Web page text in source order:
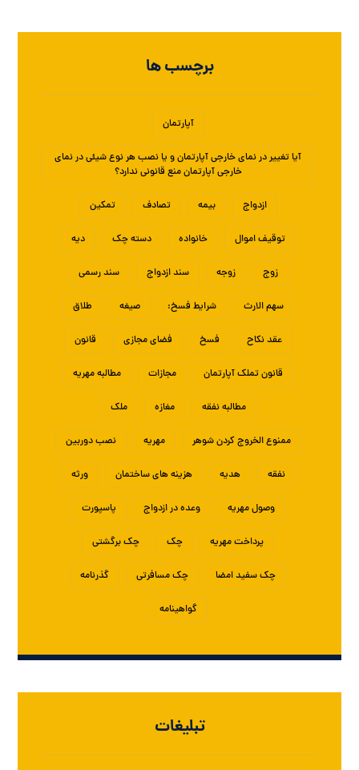
برچسب ها
آپارتمان
آیا تغییر در نمای خارجی آپارتمان و یا نصب هر نوع شیئی در نمای
خارجی آپارتمان منع قانونی ندارد؟
ازدواج بیمه تصادف تمکین
توقیف اموال خانواده دسته چک دیه
زوج زوجه سند ازدواج سند رسمی
سهم الارث شرایط فسخ: صیغه طلاق
عقد نکاح فسخ فضای مجازی قانون
قانون تملک آپارتمان مجازات مطالبه مهریه
مطالبه نفقه مغازه ملک
ممنوع الخروج کردن شوهر مهریه نصب دوربین
نفقه هدیه هزینه های ساختمان ورثه
وصول مهریه وعده در ازدواج پاسپورت
پرداخت مهریه چک چک برگشتی
چک سفید امضا چک مسافرتی گذرنامه
گواهینامه
تبلیغات